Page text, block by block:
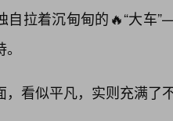
自拉着沉甸甸的🔥“大车
，看似平凡，实则充满了